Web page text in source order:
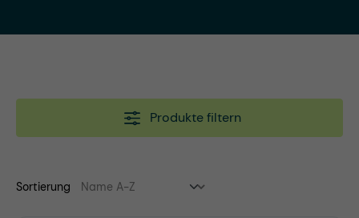
Produkte filtern
Sortierung